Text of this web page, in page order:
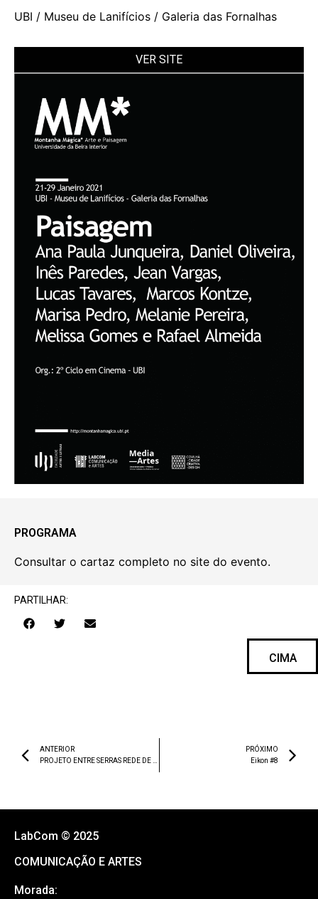
UBI / Museu de Lanifícios / Galeria das Fornalhas
VER SITE
PROGRAMA
Consultar o cartaz completo no site do evento.
PARTILHAR:
CIMA
ANTERIOR
PRÓXIMO
Eikon #8
LabCom © 2025
COMUNICAÇÃO E ARTES
Morada: